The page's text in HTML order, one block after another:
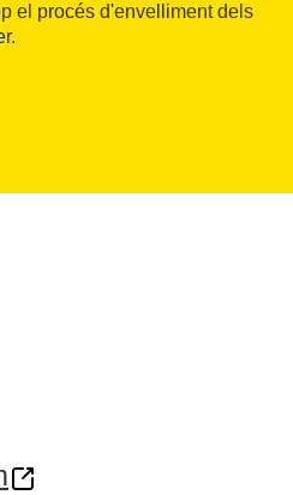
el procés d'envelliment dels